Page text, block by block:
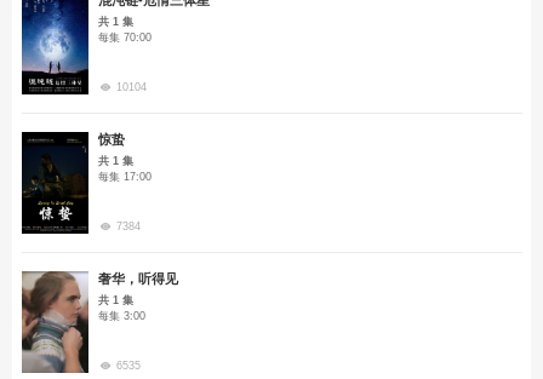
共 1 集
每集 70:00
10104
惊蛰
共 1 集
每集 17:00
7384
奢华，听得见
共 1 集
每集 3:00
6535